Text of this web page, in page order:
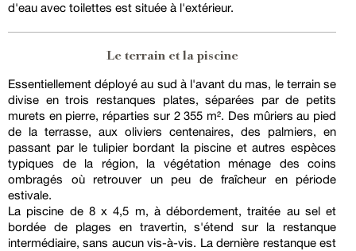
d'eau avec toilettes est située à l'extérieur.
Le terrain et la piscine
Essentiellement déployé au sud à l'avant du mas, le terrain se
divise en trois restanques plates, séparées par de petits
murets en pierre, réparties sur 2 355 m². Des mûriers au pied
de la terrasse, aux oliviers centenaires, des palmiers, en
passant par le tulipier bordant la piscine et autres espèces
typiques de la région, la végétation ménage des coins
ombragés où retrouver un peu de fraîcheur en période
estivale.
La piscine de 8 x 4,5 m, à débordement, traitée au sel et
bordée de plages en travertin, s'étend sur la restanque
intermédiaire, sans aucun vis-à-vis. La dernière restanque est